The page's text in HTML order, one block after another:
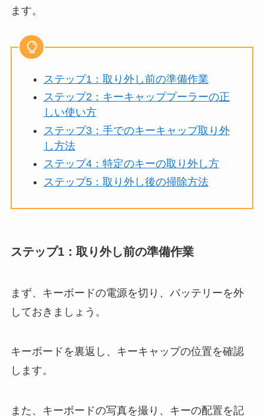
ます。
ステップ1：取り外し前の準備作業
ステップ2：キーキャッププーラーの正
しい使い方
ステップ3：手でのキーキャップ取り外
し方法
ステップ4：特定のキーの取り外し方
ステップ5：取り外し後の掃除方法
ステップ1：取り外し前の準備作業
まず、キーボードの電源を切り、バッテリーを外
しておきましょう。
キーボードを裏返し、キーキャップの位置を確認
します。
また、キーボードの写真を撮り、キーの配置を記